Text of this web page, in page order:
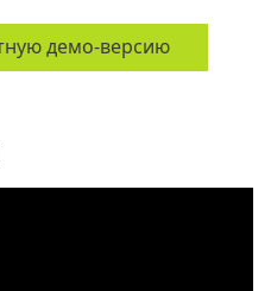
демо-версию